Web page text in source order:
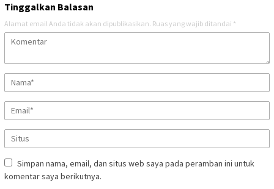
Tinggalkan Balasan
Alamat email Anda tidak akan dipublikasikan. Ruas yang wajib ditandai *
Simpan nama, email, dan situs web saya pada peramban ini untuk
komentar saya berikutnya.